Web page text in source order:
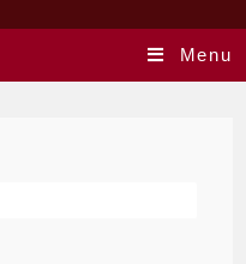
Menu